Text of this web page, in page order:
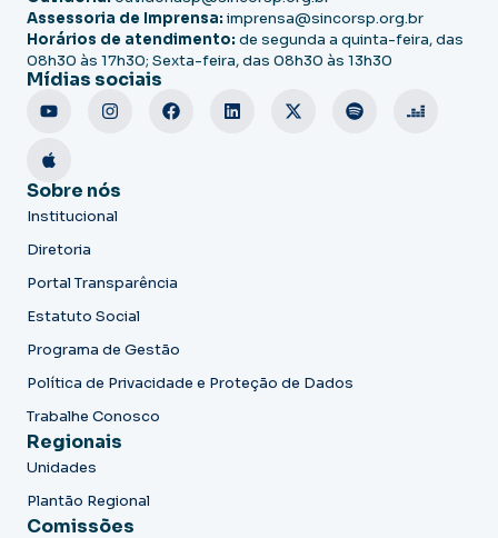
Assessoria de Imprensa: imprensa@sincorsp.org.br
Horários de atendimento: de segunda a quinta-feira, das
08h30 às 17h30; Sexta-feira, das 08h30 às 13h30
Mídias sociais
Sobre nós
Institucional
Diretoria
Portal Transparência
Estatuto Social
Programa de Gestão
Política de Privacidade e Proteção de Dados
Trabalhe Conosco
Regionais
Unidades
Plantão Regional
Comissões